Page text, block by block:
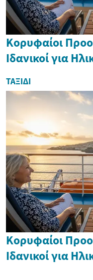
Κορυφαίοι
Ιδανικοί για
ΤΑΞΊΔΙ
Κορυφαίοι
Ιδανικοί για